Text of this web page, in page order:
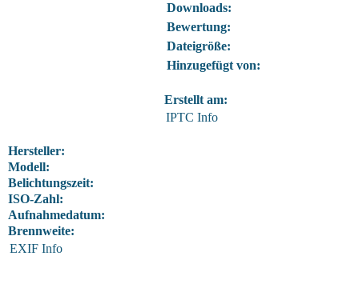
Downloads:
Bewertung:
Dateigröße:
Hinzugefügt von:
Erstellt am:
IPTC Info
Hersteller:
Modell:
Belichtungszeit:
ISO-Zahl:
Aufnahmedatum:
Brennweite:
EXIF Info